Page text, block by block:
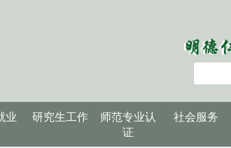
业 研究生工作
师范专业认
证
社会服务